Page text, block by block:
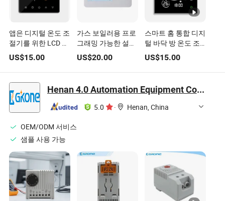
앱은 디지털 온도 조
절기를 위한 LCD 디
스플레이로 WiFi를
제어합니다
US$15.00
가스 보일러용 프로
그래밍 가능한 설정
이 있는 디지털 온도
조절기
US$20.00
스마트 홈 통합 디지
털 바닥 방 온도 조
절기
US$15.00
Henan 4.0 Automation Equipment Co., Ltd.
5.0 · Henan, China
OEM/ODM 서비스
샘플 사용 가능